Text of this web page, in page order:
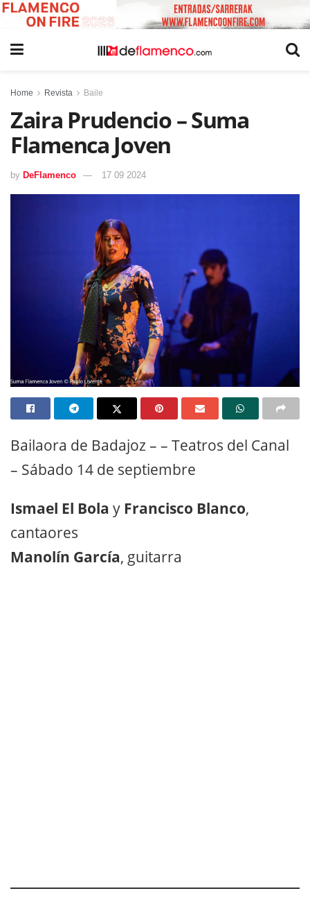
Home Revista Baile
Zaira Prudencio – Suma
Flamenca Joven
by DeFlamenco 17 09 2024
Bailaora de Badajoz – – Teatros del Canal
– Sábado 14 de septiembre
Ismael El Bola y Francisco Blanco,
cantaores
Manolín García, guitarra